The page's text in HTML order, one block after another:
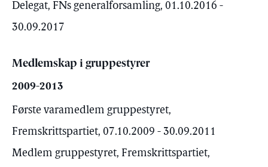
Delegat, FNs generalforsamling, 01.10.2016 -
30.09.2017
Medlemskap i gruppestyrer
2009-2013
Første varamedlem gruppestyret,
Fremskrittspartiet, 07.10.2009 - 30.09.2011
Medlem gruppestyret, Fremskrittspartiet,